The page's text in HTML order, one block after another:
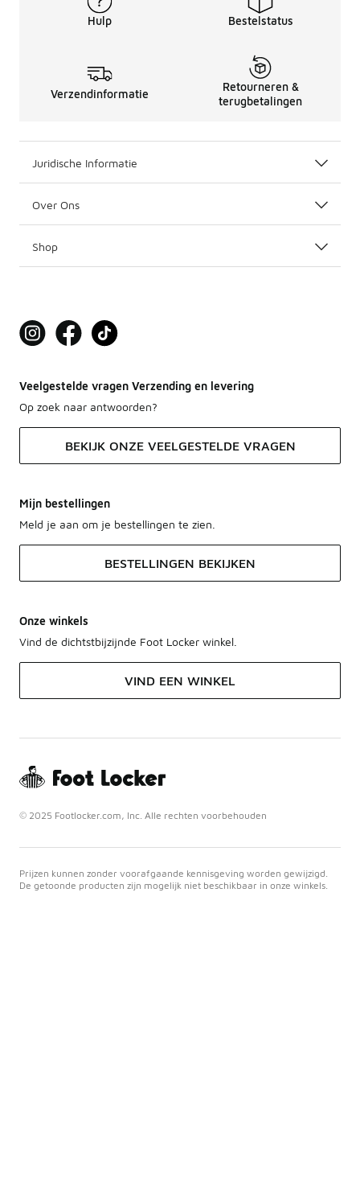
Hulp Bestelstatus
Verzendinformatie
Retourneren &
terugbetalingen
Juridische Informatie
Over Ons
Shop
Veelgestelde vragen Verzending en levering
Op zoek naar antwoorden?
BEKIJK ONZE VEELGESTELDE VRAGEN
Mijn bestellingen
Meld je aan om je bestellingen te zien.
BESTELLINGEN BEKIJKEN
Onze winkels
Vind de dichtstbijzijnde Foot Locker winkel.
VIND EEN WINKEL
© 2025 Footlocker.com, Inc. Alle rechten voorbehouden
Prijzen kunnen zonder voorafgaande kennisgeving worden gewijzigd.
De getoonde producten zijn mogelijk niet beschikbaar in onze winkels.